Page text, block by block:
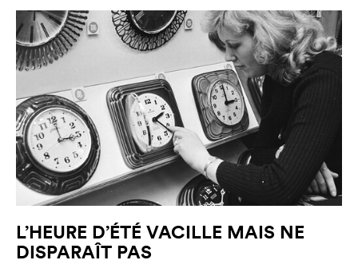
L’HEURE D’ÉTÉ VACILLE MAIS NE
DISPARAÎT PAS